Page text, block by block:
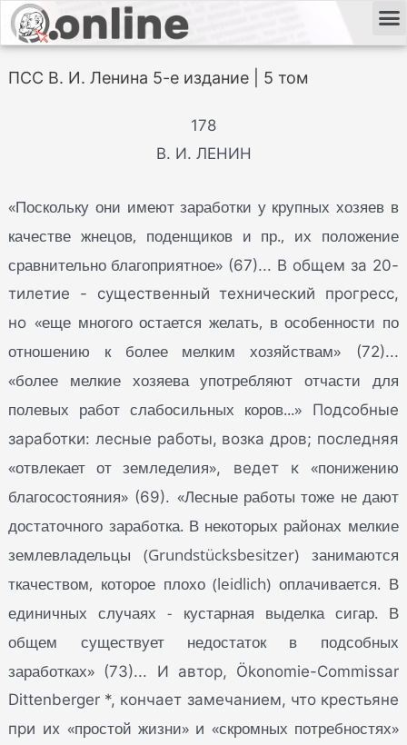
ПСС В. И. Ленина 5-е издание | 5 том
178
В. И. ЛЕНИН
«Поскольку они имеют заработки у крупных хозяев в
качестве жнецов, поденщиков и пр., их положение
сравнительно благоприятное» (67)... В общем за 20-
тилетие - существенный технический прогресс,
но «еще многого остается желать, в особенности по
отношению к более мелким хозяйствам» (72)...
«более мелкие хозяева употребляют отчасти для
полевых работ слабосильных коров...»Подсобные
заработки: лесные работы, возка дров; последняя
«отвлекает от земледелия», ведет к «понижению
благосостояния» (69). «Лесные работы тоже не дают
достаточного заработка. В некоторых районах мелкие
землевладельцы (Grundstücksbesitzer) занимаются
ткачеством, которое плохо (leidlich) оплачивается. В
единичных случаях - кустарная выделка сигар. В
общем существует недостаток в подсобных
заработках» (73)... И автор, Ökonomie-Commissar
Dittenberger *, кончает замечанием, что крестьяне
при их «простой жизни»и«скромных потребностях»